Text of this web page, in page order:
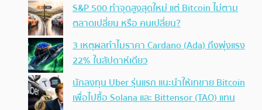
S&P 500 ทำจุดสูงสุดใหม่ แต่ Bitcoin ไม่ตาม
ตลาดเปลี่ยน หรือ คนเปลี่ยน?
3 เหตุผลทำไมราคา Cardano (Ada) ถึงพุ่งแรง
22% ในสัปดาห์เดียว
นักลงทุน Uber รุ่นแรก แนะนำให้เทขาย Bitcoin
เพื่อไปซื้อ Solana และ Bittensor (TAO) แทน